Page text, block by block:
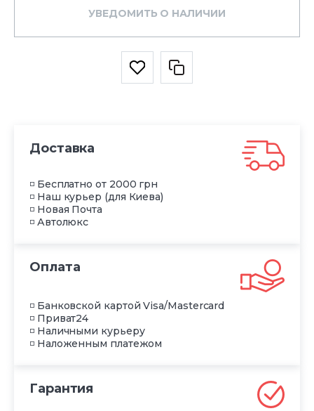
УВЕДОМИТЬ О НАЛИЧИИ
Доставка
◽ Бесплатно от 2000 грн
◽ Наш курьер (для Киева)
◽ Новая Почта
◽ Автолюкс
Оплата
◽ Банковской картой Visa/Mastercard
◽ Приват24
◽ Наличными курьеру
◽ Наложенным платежом
Гарантия